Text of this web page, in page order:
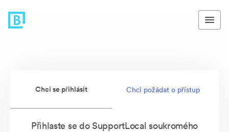
Chci se přihlásit Chci požádat o přístup
Přihlaste se do SupportLocal soukromého